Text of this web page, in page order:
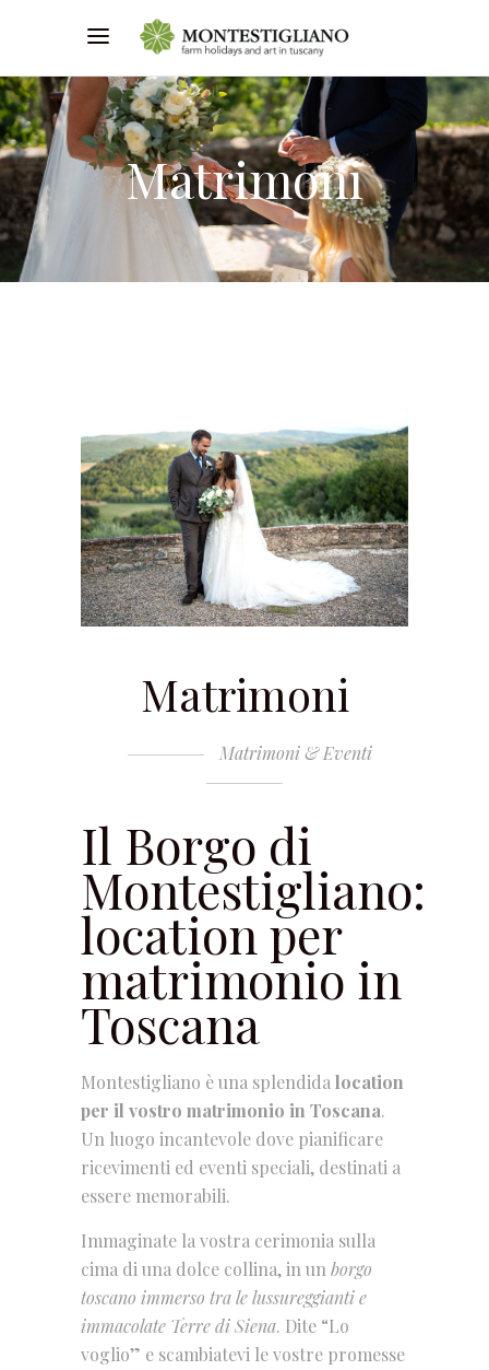
Matrimoni
Matrimoni
Matrimoni & Eventi
Il Borgo di
Montestigliano:
location per
matrimonio in
Toscana
Montestigliano è una splendida location
per il vostro matrimonio in Toscana.
Un luogo incantevole dove pianificare
ricevimenti ed eventi speciali, destinati a
essere memorabili.
Immaginate la vostra cerimonia sulla
cima di una dolce collina, in un borgo
toscano immerso tra le lussureggianti e
immacolate Terre di Siena. Dite “Lo
voglio” e scambiatevi le vostre promesse